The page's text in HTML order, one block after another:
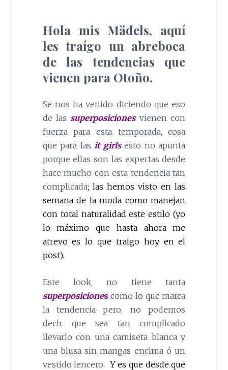
Hola mis Mädels, aquí
les traígo un abreboca
de las tendencias que
vienen para Otoño.
Se nos ha venido diciendo que eso
de las superposicionesvienen con
fuerza para esta temporada, cosa
que para lasit girlsesto no apunta
porque ellas son las expertas desde
hace mucho con esta tendencia tan
complicada; las hemos visto en las
semana de la moda como manejan
con total naturalidad este estilo (yo
lo máximo que hasta ahora me
atrevo es lo que traigo hoy en el
post).
Este look, no tiene tanta
superposiciones como lo que marca
la tendencia pero, no podemos
decir que sea tan complicado
llevarlo con una camiseta blanca y
una blusa sin mangas encima ó un
vestido lencero. Y es que desde que